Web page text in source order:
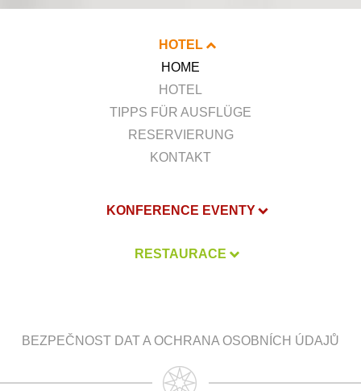
HOTEL
HOME
HOTEL
TIPPS FÜR AUSFLÜGE
RESERVIERUNG
KONTAKT
KONFERENCE EVENTY
RESTAURACE
BEZPEČNOST DAT A OCHRANA OSOBNÍCH ÚDAJŮ